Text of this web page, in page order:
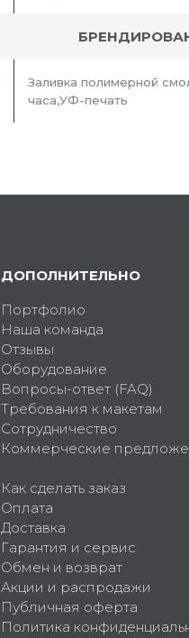
Заливка полимерной
часа,УФ-печать
ДОПОЛНИТЕЛЬНО
Портфолио
Наша команда
Отзывы
Оборудование
Вопросы-ответ (FAQ)
Требования к макетам
Сотрудничество
Коммерческие
Как сделать заказ
Оплата
Доставка
Гарантия и сервис
Обмен и возврат
Акции и распродажи
Публичная оферта
Политика